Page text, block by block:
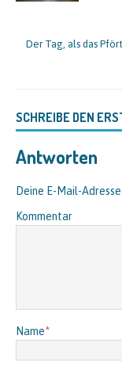
Der Tag, als das
SCHREIBE DEN
Antworten
Deine E-Mail-
Kommentar
Name*